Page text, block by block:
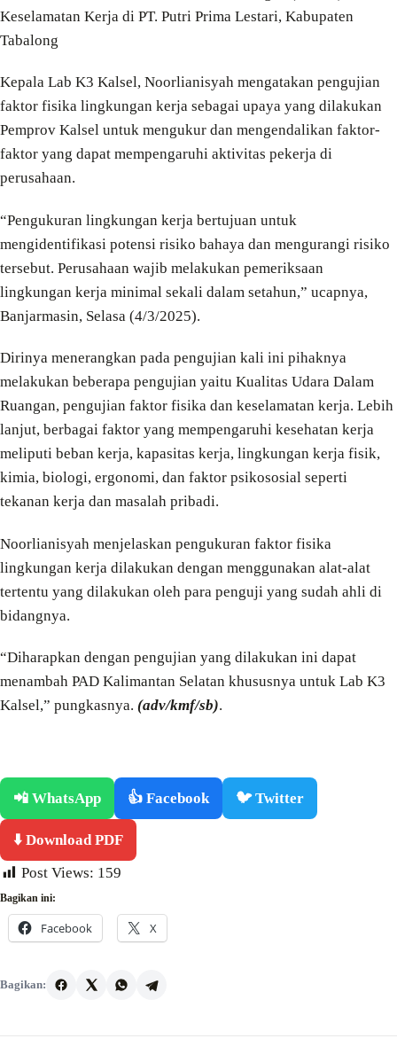
Keselamatan Kerja di PT. Putri Prima Lestari, Kabupaten
Tabalong
Kepala Lab K3 Kalsel, Noorlianisyah mengatakan pengujian
faktor fisika lingkungan kerja sebagai upaya yang dilakukan
Pemprov Kalsel untuk mengukur dan mengendalikan faktor-
faktor yang dapat mempengaruhi aktivitas pekerja di
perusahaan.
“Pengukuran lingkungan kerja bertujuan untuk
mengidentifikasi potensi risiko bahaya dan mengurangi risiko
tersebut. Perusahaan wajib melakukan pemeriksaan
lingkungan kerja minimal sekali dalam setahun,” ucapnya,
Banjarmasin, Selasa (4/3/2025).
Dirinya menerangkan pada pengujian kali ini pihaknya
melakukan beberapa pengujian yaitu Kualitas Udara Dalam
Ruangan, pengujian faktor fisika dan keselamatan kerja. Lebih
lanjut, berbagai faktor yang mempengaruhi kesehatan kerja
meliputi beban kerja, kapasitas kerja, lingkungan kerja fisik,
kimia, biologi, ergonomi, dan faktor psikososial seperti
tekanan kerja dan masalah pribadi.
Noorlianisyah menjelaskan pengukuran faktor fisika
lingkungan kerja dilakukan dengan menggunakan alat-alat
tertentu yang dilakukan oleh para penguji yang sudah ahli di
bidangnya.
“Diharapkan dengan pengujian yang dilakukan ini dapat
menambah PAD Kalimantan Selatan khususnya untuk Lab K3
Kalsel,” pungkasnya. (adv/kmf/sb).
📲 WhatsApp 👍 Facebook 🐦 Twitter
⬇️ Download PDF
Post Views: 159
Bagikan ini:
Facebook X
Bagikan: